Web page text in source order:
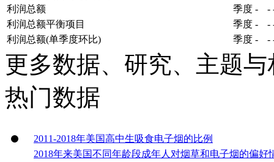
利润总额
季度 - -
利润总额平衡项目
季度 - -
利润总额(单季度环比)
季度 - -
更多数据、研究、主题
热门数据
2011-2018年美国高中生吸食电子烟的比例
2018年来美国不同年龄段成年人对烟草和电子烟的偏好